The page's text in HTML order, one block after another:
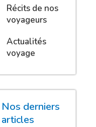
Récits de nos
voyageurs
Actualités
voyage
Nos derniers
articles